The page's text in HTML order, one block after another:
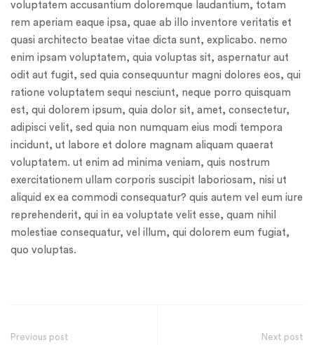
voluptatem accusantium doloremque laudantium, totam
rem aperiam eaque ipsa, quae ab illo inventore veritatis et
quasi architecto beatae vitae dicta sunt, explicabo. nemo
enim ipsam voluptatem, quia voluptas sit, aspernatur aut
odit aut fugit, sed quia consequuntur magni dolores eos, qui
ratione voluptatem sequi nesciunt, neque porro quisquam
est, qui dolorem ipsum, quia dolor sit, amet, consectetur,
adipisci velit, sed quia non numquam eius modi tempora
incidunt, ut labore et dolore magnam aliquam quaerat
voluptatem. ut enim ad minima veniam, quis nostrum
exercitationem ullam corporis suscipit laboriosam, nisi ut
aliquid ex ea commodi consequatur? quis autem vel eum iure
reprehenderit, qui in ea voluptate velit esse, quam nihil
molestiae consequatur, vel illum, qui dolorem eum fugiat,
quo voluptas.
Previous post Next post